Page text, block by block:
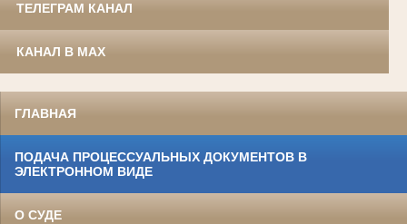
ТЕЛЕГРАМ КАНАЛ
КАНАЛ В MAX
ГЛАВНАЯ
ПОДАЧА ПРОЦЕССУАЛЬНЫХ ДОКУМЕНТОВ В
ЭЛЕКТРОННОМ ВИДЕ
О СУДЕ